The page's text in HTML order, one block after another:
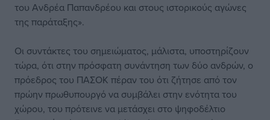
του Ανδρέα Παπανδρέου και στους ιστορικούς αγώνες
της παράταξης».
Οι συντάκτες του σημειώματος, μάλιστα, υποστηρίζουν
τώρα, ότι στην πρόσφατη συνάντηση των δύο ανδρών, ο
πρόεδρος του ΠΑΣΟΚ πέραν του ότι ζήτησε από τον
πρώην πρωθυπουργό να συμβάλει στην ενότητα του
χώρου, του πρότεινε να μετάσχει στο ψηφοδέλτιο